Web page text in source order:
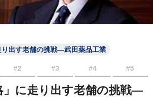
り出す老舗の挑戦―武田薬品工業
#2 #3 #4 #5
」に走り出す老舗の挑戦―